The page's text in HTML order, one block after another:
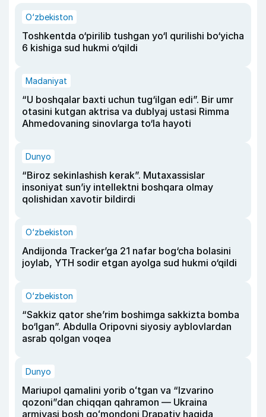
O‘zbekiston
Toshkentda o‘pirilib tushgan yo‘l qurilishi bo‘yicha
6 kishiga sud hukmi o‘qildi
Madaniyat
“U boshqalar baxti uchun tug‘ilgan edi”. Bir umr
otasini kutgan aktrisa va dublyaj ustasi Rimma
Ahmedovaning sinovlarga to‘la hayoti
Dunyo
“Biroz sekinlashish kerak”. Mutaxassislar
insoniyat sun’iy intellektni boshqara olmay
qolishidan xavotir bildirdi
O‘zbekiston
Andijonda Tracker’ga 21 nafar bog‘cha bolasini
joylab, YTH sodir etgan ayolga sud hukmi o‘qildi
O‘zbekiston
“Sakkiz qator she’rim boshimga sakkizta bomba
bo‘lgan”. Abdulla Oripovni siyosiy ayblovlardan
asrab qolgan voqea
Dunyo
Mariupol qamalini yorib oʻtgan va “Izvarino
qozoni”dan chiqqan qahramon — Ukraina
armiyasi bosh qoʻmondoni Drapatiy haqida